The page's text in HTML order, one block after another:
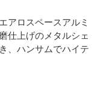
アロスペースアルミ
仕上げのメタルシェ
、ハンサムでハイテ